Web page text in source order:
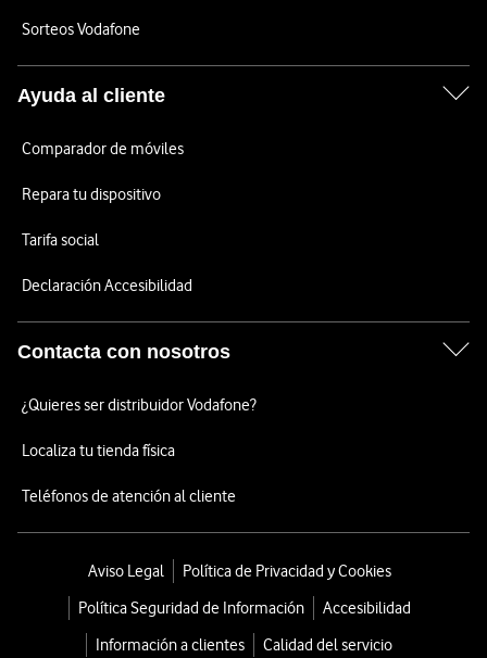
Sorteos Vodafone
Ayuda al cliente
Comparador de móviles
Repara tu dispositivo
Tarifa social
Declaración Accesibilidad
Contacta con nosotros
¿Quieres ser distribuidor Vodafone?
Localiza tu tienda física
Teléfonos de atención al cliente
Aviso Legal
Política de Privacidad y Cookies
Política Seguridad de Información
Accesibilidad
Información a clientes
Calidad del servicio